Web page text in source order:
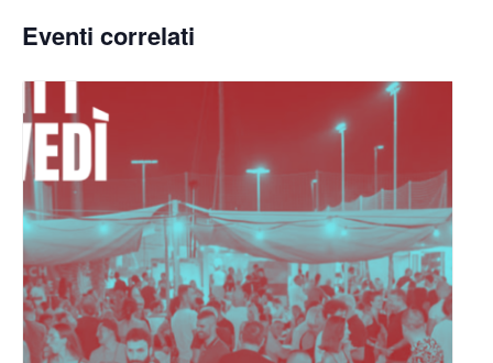
Eventi correlati